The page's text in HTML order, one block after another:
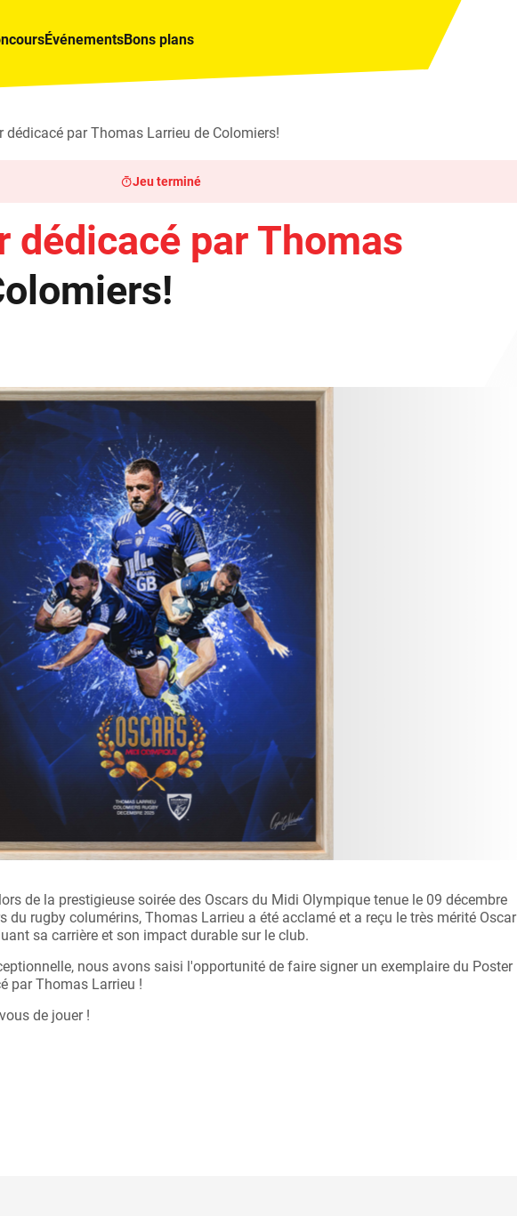
ÉvénementsBons plans
dédicacé par Thomas Larrieu de Colomiers!
Jeu terminé
dédicacé par Thomas
de la prestigieuse soirée des Oscars du Midi Olympique tenue le 09 décembre
du rugby columérins, Thomas Larrieu a été acclamé et a reçu le très mérité Oscar
sa carrière et son impact durable sur le club.
nous avons saisi l'opportunité de faire signer un exemplaire du Poster
par Thomas Larrieu !
de jouer !